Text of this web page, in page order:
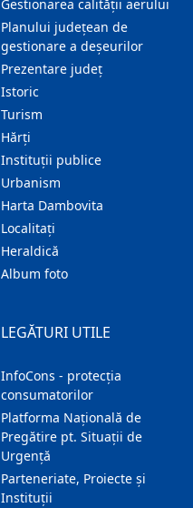
Gestionarea calității aerului
Planului județean de
gestionare a deșeurilor
Prezentare judeţ
Istoric
Turism
Hărţi
Instituţii publice
Urbanism
Harta Dambovita
Localitaţi
Heraldică
Album foto
LEGĂTURI UTILE
InfoCons - protecția
consumatorilor
Platforma Națională de
Pregătire pt. Situații de
Urgență
Parteneriate, Proiecte și
Instituții